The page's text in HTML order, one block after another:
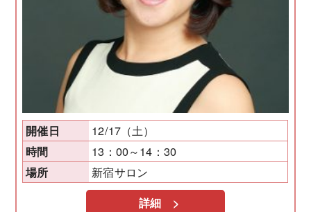
開催日 12/17（土）
時間 13：00～14：30
場所 新宿サロン
詳細 >